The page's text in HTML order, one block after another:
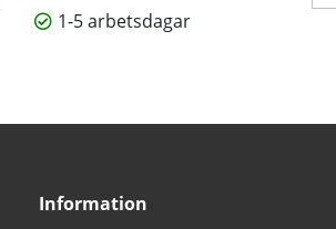
1-5 arbetsdagar
Information